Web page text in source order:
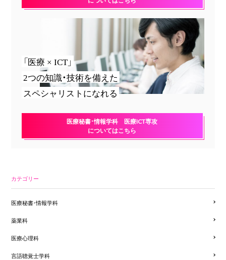
「医療 × ICT」
2つの知識・技術を備えた
スペシャリストになれる
医療秘書・情報学科 医療ICT専攻
についてはこちら
カテゴリー
医療秘書・情報学科
薬業科
医療心理科
言語聴覚士学科